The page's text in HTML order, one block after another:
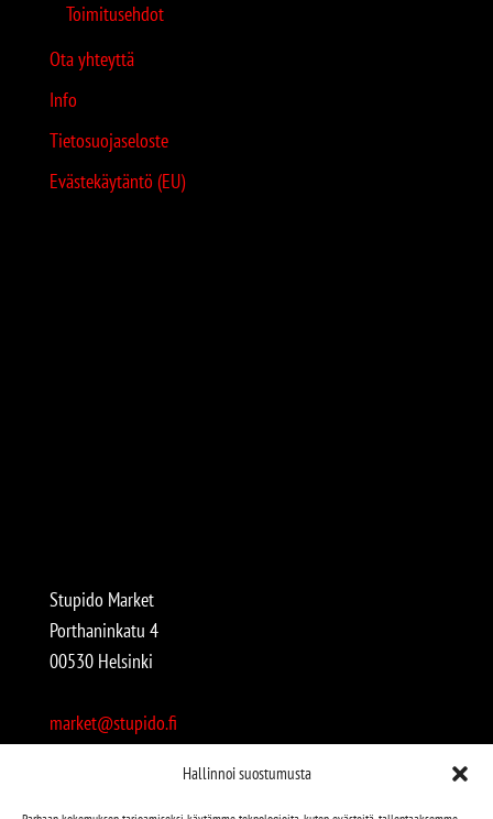
Hallinnoi suostumusta
Toimitusehdot
Ota yhteyttä
Info
Tietosuojaseloste
Evästekäytäntö (EU)
Stupido Market
Porthaninkatu 4
00530 Helsinki
market@stupido.fi